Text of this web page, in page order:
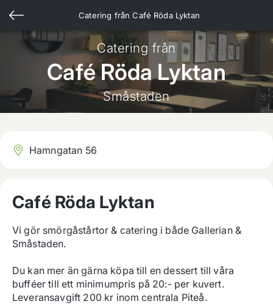
Catering frånCafé Röda Lyktan
Catering från
Café Röda Lyktan
Småstaden
Hamngatan 56
Café Röda Lyktan
Vi gör smörgåstårtor & catering i både Gallerian &
Småstaden.
Du kan mer än gärna köpa till en dessert till våra
bufféer till ett minimumpris på 20:- per kuvert.
Leveransavgift 200 kr inom centrala Piteå.